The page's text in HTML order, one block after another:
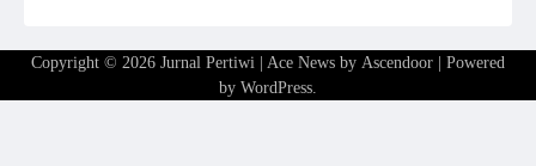
Copyright © 2026 Jurnal Pertiwi | Ace News by Ascendoor | Powered
by WordPress.